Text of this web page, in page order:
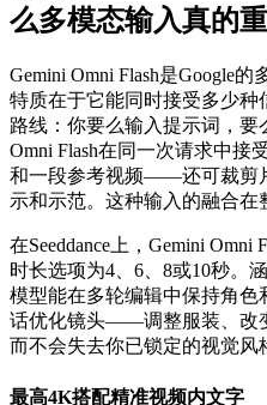
么多模态输入真的
Gemini Omni Flash是Google
特质在于它能同时接受多少
路线：你要么输入提示词，要
Omni Flash在同一次请求中接
和一段参考视频——还可裁剪
示和示范。这种输入的融合在
在Seeddance上，Gemini Omni
时长选项为4、6、8或10秒。
模型能在多轮编辑中保持角
话优化镜头——调整服装、
而不会失去你已锁定的视觉风
最高4K搭配精准视频内文字